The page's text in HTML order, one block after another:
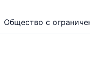
Общество с